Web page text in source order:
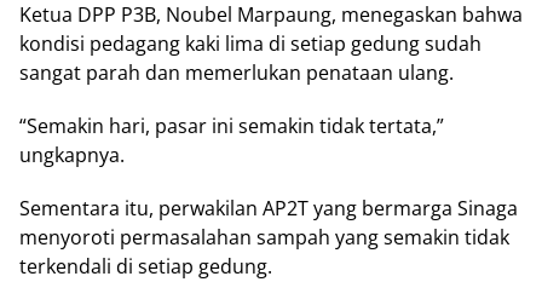
Ketua DPP P3B, Noubel Marpaung, menegaskan bahwa
kondisi pedagang kaki lima di setiap gedung sudah
sangat parah dan memerlukan penataan ulang.
“Semakin hari, pasar ini semakin tidak tertata,”
ungkapnya.
Sementara itu, perwakilan AP2T yang bermarga Sinaga
menyoroti permasalahan sampah yang semakin tidak
terkendali di setiap gedung.